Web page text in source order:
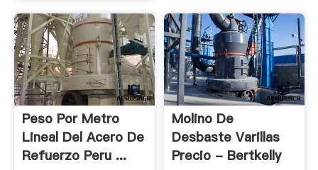
Peso Por Metro
Lineal Del Acero De
Refuerzo Peru ...
Molino De
Desbaste Varillas
Precio - Bertkelly